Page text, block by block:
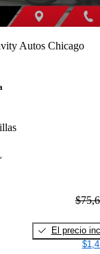
Autos Chicago
El precio